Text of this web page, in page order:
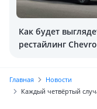
Как будет
рестайлинг
Главная
Новости
Каждый четвёртый